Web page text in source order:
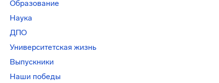
Образование
Наука
ДПО
Университетская жизнь
Выпускники
Наши победы